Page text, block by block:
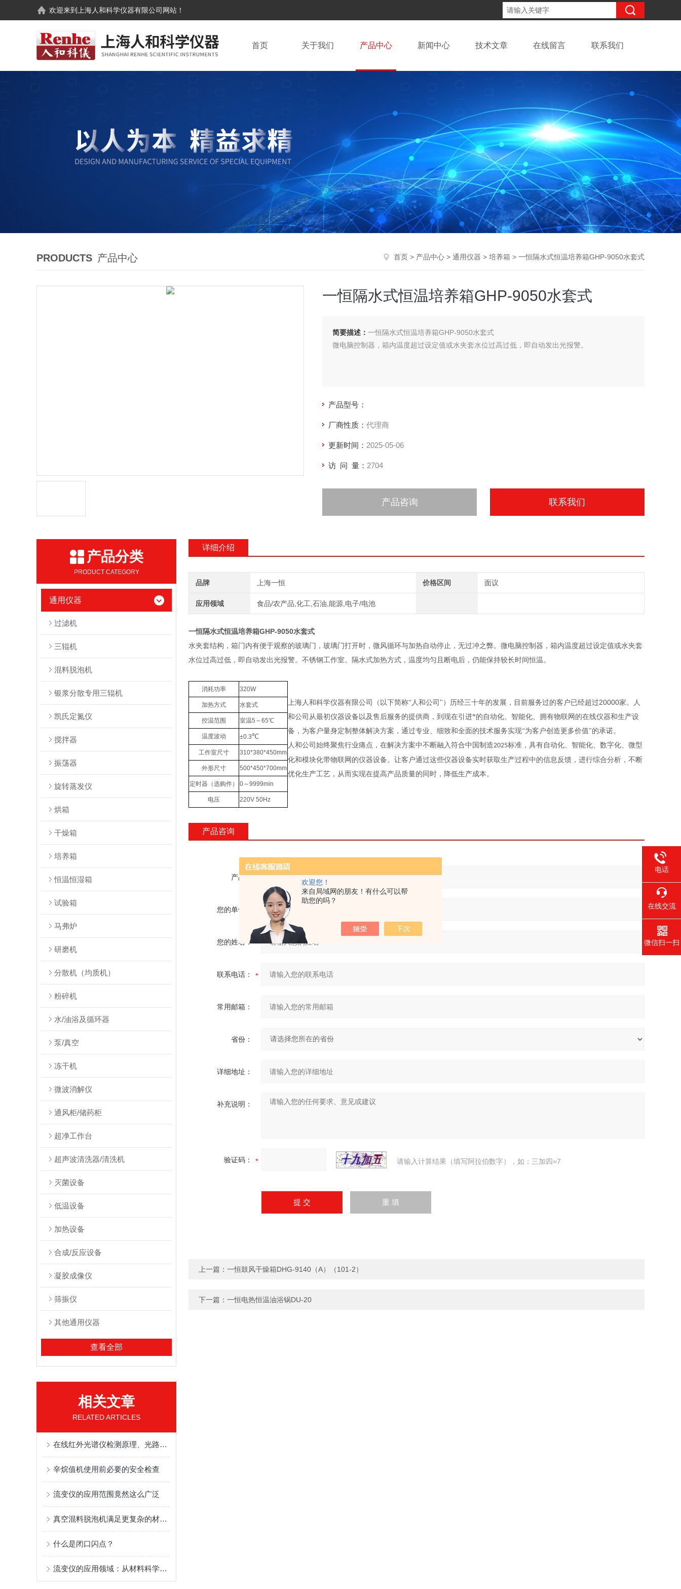
欢迎您！
来自局域网的朋友！有什么可以帮
助您的吗？
欢迎来到 上海人和科学仪器有限公司 网站！
首页 关于我们 产品中心 新闻中心 技术文章 在线留言 联系我们
PRODUCTS 产品中心 首页 > 产品中心 > 通用仪器 > 培养箱 > 一恒隔水式恒温培养箱GHP-9050水套式
一恒隔水式恒温培养箱GHP-9050水套式
简要描述： 一恒隔水式恒温培养箱GHP-9050水套式
微电脑控制器，箱内温度超过设定值或水夹套水位过高过低，即自动发出光报警。
产品型号：
厂商性质： 代理商
更新时间： 2025-05-06
访 问 量： 2704
产品咨询 联系我们
产品分类
PRODUCT CATEGORY
通用仪器
过滤机
三辊机
混料脱泡机
银浆分散专用三辊机
凯氏定氮仪
搅拌器
振荡器
旋转蒸发仪
烘箱
干燥箱
培养箱
恒温恒湿箱
试验箱
马弗炉
研磨机
分散机（均质机）
粉碎机
水/油浴及循环器
泵/真空
冻干机
微波消解仪
通风柜/储药柜
超净工作台
超声波清洗器/清洗机
灭菌设备
低温设备
加热设备
合成/反应设备
凝胶成像仪
筛振仪
其他通用仪器
查看全部
相关文章
RELATED ARTICLES
在线红外光谱仪检测原理、光路系统与实时分析架构综述
辛烷值机使用前必要的安全检查
流变仪的应用范围竟然这么广泛
真空混料脱泡机满足更复杂的材料处理需求
什么是闭口闪点？
流变仪的应用领域：从材料科学到生物医学的广泛探索
详细介绍
品牌 上海一恒 价格区间 面议
应用领域 食品/农产品,化工,石油,能源,电子/电池
一恒隔水式恒温培养箱GHP-9050水套式
水夹套结构，箱门内有便于观察的玻璃门，玻璃门打开时，微风循环与加热自动停止，无过冲之弊。微电脑控制器，箱内温度超过设定值或水夹套
水位过高过低，即自动发出光报警。不锈钢工作室。隔水式加热方式，温度均匀且断电后，仍能保持较长时间恒温。
消耗功率 320W
加热方式 水套式
控温范围 室温5 ～65℃
温度波动 ±0.3℃
工作室尺寸 310*380*450mm
外形尺寸 500*450*700mm
定时器（选购件） 0～9999min
电压 220V 50Hz
上海人和科学仪器有限公司（以下简称“人和公司"）历经三十年的发展，目前服务过的客户已经超过20000家。人
和公司从最初仪器设备以及售后服务的提供商，到现在引进*的自动化、智能化、拥有物联网的在线仪器和生产设
备，为客户量身定制整体解决方案，通过专业、细致和全面的技术服务实现“为客户创造更多价值"的承诺。
人和公司始终聚焦行业痛点，在解决方案中不断融入符合中国制造2025标准，具有自动化、智能化、数字化、微型
化和模块化带物联网的仪器设备。让客户通过这些仪器设备实时获取生产过程中的信息反馈，进行综合分析，不断
优化生产工艺，从而实现在提高产品质量的同时，降低生产成本。
产品咨询
产品：
您的单位：
您的姓名：
联系电话：
常用邮箱：
省份：
详细地址：
补充说明：
验证码： 请输入计算结果（填写阿拉伯数字），如：三加四=7
上一篇： 一恒鼓风干燥箱DHG-9140（A）（101-2）
下一篇： 一恒电热恒温油浴锅DU-20
电话
在线交流
微信扫一扫